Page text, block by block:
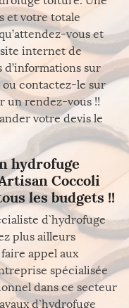
et votre totale
vous et
internet de
sur
contactez-le sur
un rendez-vous !!
votre devis le
hydrofuge
Coccoli
les budgets !!
d`hydrofuge
plus ailleurs
appel aux
spécialisée
dans ce secteur
d`hydrofuge